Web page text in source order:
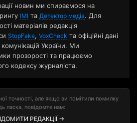
новин ми спираємося на
ІМІ та Детектор медіа. Для
матеріалів редакція
StopFake, VoxCheck та офіційні дані
України. Ми
прозорості та працюємо
кодексу журналіста.
точності, але якщо ви помітили помилку
ласка, повідомте нам:
РЕДАКЦІЇ →